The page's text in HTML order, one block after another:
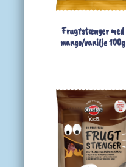
Frugtstænger med
mango/vanilje 100g